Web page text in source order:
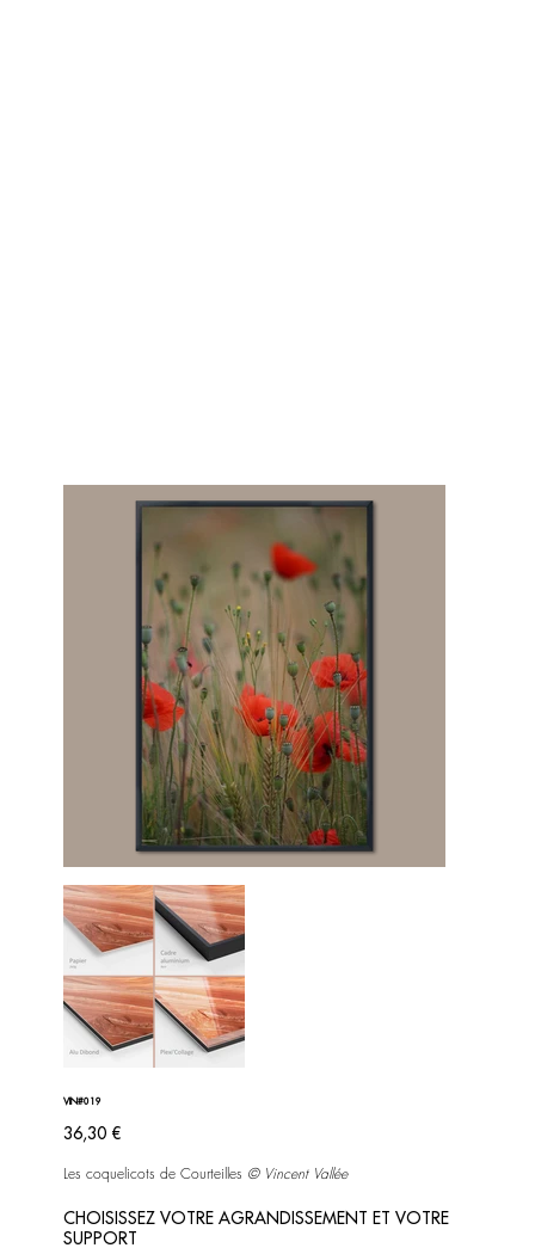
VIN#019
Prix
36,30 €
Les coquelicots de Courteilles © Vincent Vallée
CHOISISSEZ VOTRE AGRANDISSEMENT ET VOTRE
SUPPORT